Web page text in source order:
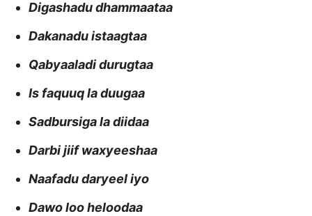
Digashadu dhammaataa
Dakanadu istaagtaa
Qabyaaladi durugtaa
Is faquuq la duugaa
Sadbursiga la diidaa
Darbi jiif waxyeeshaa
Naafadu daryeel iyo
Dawo loo heloodaa